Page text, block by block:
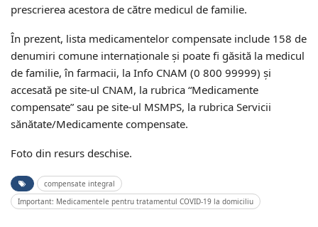
prescrierea acestora de către medicul de familie.
În prezent, lista medicamentelor compensate include 158 de
denumiri comune internaţionale şi poate fi găsită la medicul
de familie, în farmacii, la Info CNAM (0 800 99999) şi
accesată pe site-ul CNAM, la rubrica “Medicamente
compensate” sau pe site-ul MSMPS, la rubrica Servicii
sănătate/Medicamente compensate.
Foto din resurs deschise.
compensate integral
Important: Medicamentele pentru tratamentul COVID-19 la domiciliu